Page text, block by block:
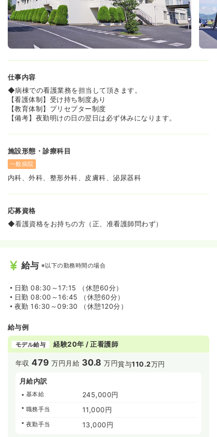
◆まったり過ぎるのは嫌だけど少し仕事のペース緩めたい
方、落ち着いて働きたい人にピッタリです。
≪看護総師長様の想い≫
◆足利第一病院でのご勤務は21年目。
病院理念である「やさしい病院」のもとに、患者様・仲間
にやさしく、地域医療に貢献する病院を目指しています。
かったと思っていただけるような質の高い看護を提供した
いと考えています。
≪入職後の整った研修制度！≫
◆プリセプターシップを導入！入職者本人の希望に合わせ
てプリセプターの有無を決められます。
◆入職後は自信がつくまで担当の看護師と一緒に業務を行
入職後の精神面でのフォローは、職場長や総師長が行って
います。不安なことがあったら何でもご相談くださいね◎
≪充実した福利厚生★≫
仕事内容
◆病棟での看護業務を担当して頂きます。
【看護体制】受け持ち制度あり
【教育体制】プリセプター制度
【備考】夜勤明けの日の翌日は必ず休みになります。
施設形態・診療科目
一般病院
内科、外科、整形外科、皮膚科、泌尿器科
応募資格
◆看護資格をお持ちの方（正、准看護師問わず）
給与 ※以下の勤務時間の場合
日勤 08:30～17:15 （休憩60分）
日勤 08:00～16:45 （休憩60分）
夜勤 16:30～09:30 （休憩120分）
給与例
モデル給与 経験20年 / 正看護師
年収479 万円 月給 30.8 万円賞与110.2万円
月給内訳
基本給 245,000円
職務手当 11,000円
夜勤手当 13,000円